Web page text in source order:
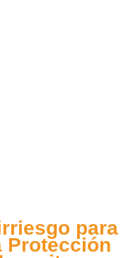
para
Protección